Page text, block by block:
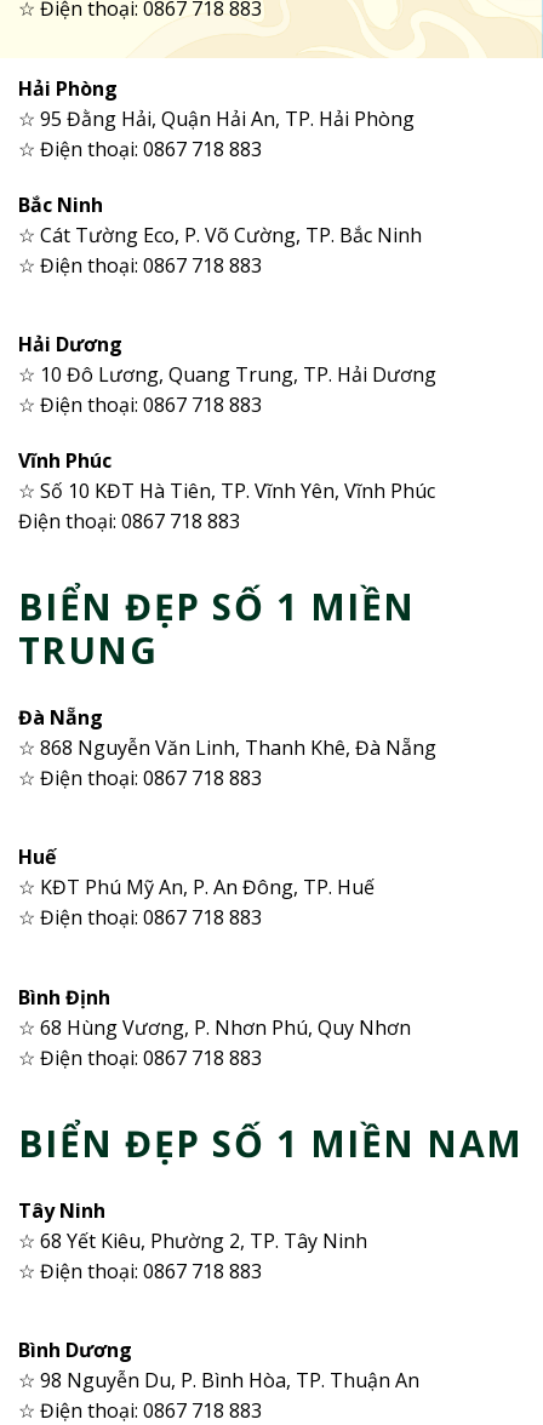
☆ Điện thoại: 0867 718 883
Hải Phòng
☆ 95 Đằng Hải, Quận Hải An, TP. Hải Phòng
☆ Điện thoại: 0867 718 883
Bắc Ninh
☆ Cát Tường Eco, P. Võ Cường, TP. Bắc Ninh
☆ Điện thoại: 0867 718 883
Hải Dương
☆ 10 Đô Lương, Quang Trung, TP. Hải Dương
☆ Điện thoại: 0867 718 883
Vĩnh Phúc
☆ Số 10 KĐT Hà Tiên, TP. Vĩnh Yên, Vĩnh Phúc
Điện thoại: 0867 718 883
BIỂN ĐẸP SỐ 1 MIỀN
TRUNG
Đà Nẵng
☆ 868 Nguyễn Văn Linh, Thanh Khê, Đà Nẵng
☆ Điện thoại: 0867 718 883
Huế
☆ KĐT Phú Mỹ An, P. An Đông, TP. Huế
☆ Điện thoại: 0867 718 883
Bình Định
☆ 68 Hùng Vương, P. Nhơn Phú, Quy Nhơn
☆ Điện thoại: 0867 718 883
BIỂN ĐẸP SỐ 1 MIỀN NAM
Tây Ninh
☆ 68 Yết Kiêu, Phường 2, TP. Tây Ninh
☆ Điện thoại: 0867 718 883
Bình Dương
☆ 98 Nguyễn Du, P. Bình Hòa, TP. Thuận An
☆ Điện thoại: 0867 718 883